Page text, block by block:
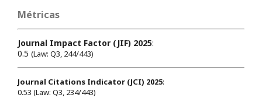
Métricas
Journal Impact Factor (JIF) 2025:
0.5 (Law: Q3, 244/443)
Journal Citations Indicator (JCI) 2025:
0.53 (Law: Q3, 234/443)